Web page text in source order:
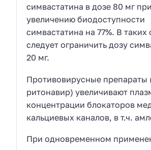
симвастатина в дозе 80 мг
увеличению биодоступности
симвастатина на 77%. В таких
следует ограничить дозу
20 мг.
Противовирусные препараты
ритонавир) увеличивают
концентрации блокаторов
кальциевых каналов, в т.ч.
При одновременном